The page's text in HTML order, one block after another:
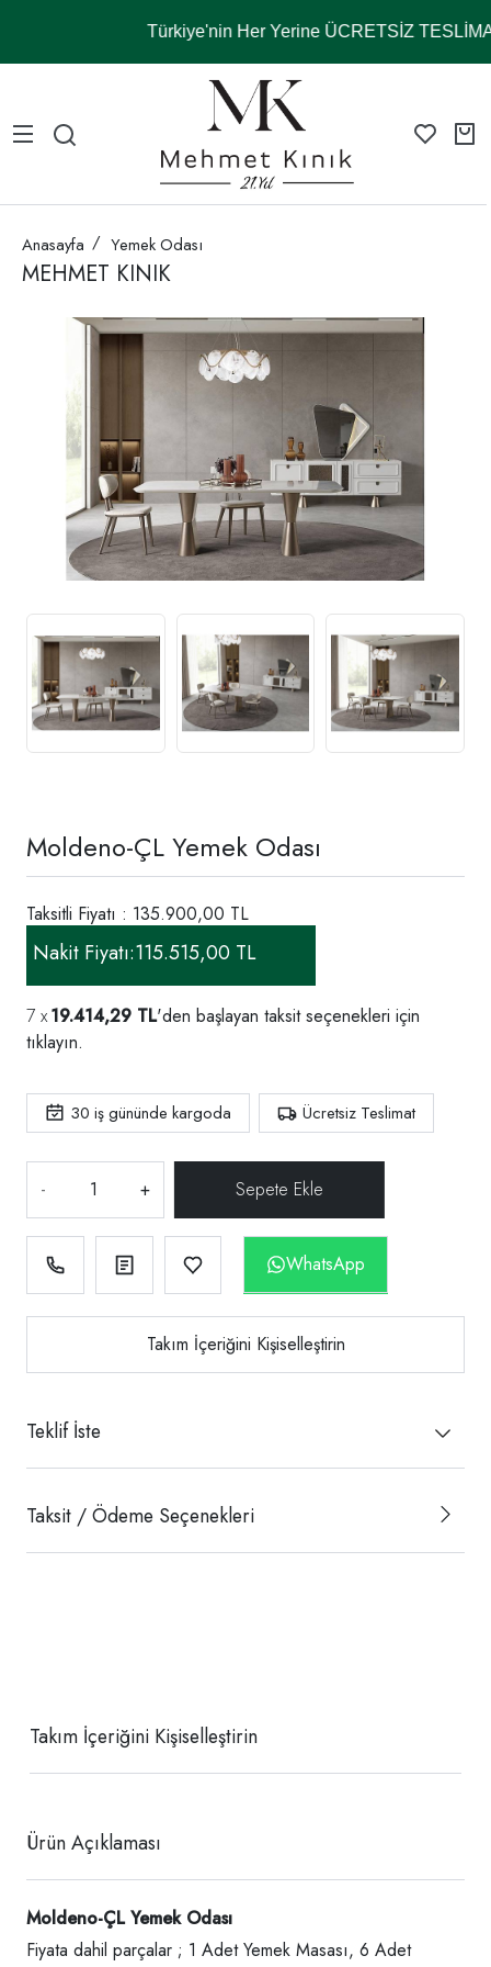
Türkiye'nin Her Yerine ÜCRETSİZ
Anasayfa Yemek Odası
MEHMET KINIK
Moldeno-ÇL Yemek Odası
Taksitli Fiyatı : 135.900,00 TL
Nakit Fiyatı:115.515,00 TL
19.414,29 TL'den başlayan taksit seçenekleri için
tıklayın.
30 iş gününde kargoda Ücretsiz Teslimat
- +
WhatsApp
Takım İçeriğini Kişiselleştirin
Teklif İste
Taksit / Ödeme Seçenekleri
Takım İçeriğini Kişiselleştirin
Ürün Açıklaması
Moldeno-ÇL Yemek Odası
Fiyata dahil parçalar ; 1 Adet Yemek Masası, 6 Adet